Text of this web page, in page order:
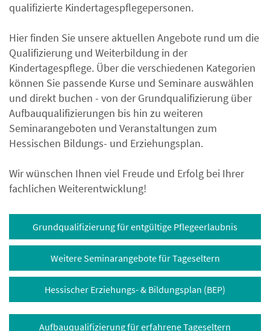
qualifizierte Kindertagespflegepersonen.
Hier finden Sie unsere aktuellen Angebote rund um die
Qualifizierung und Weiterbildung in der
Kindertagespflege. Über die verschiedenen Kategorien
können Sie passende Kurse und Seminare auswählen
und direkt buchen - von der Grundqualifizierung über
Aufbauqualifizierungen bis hin zu weiteren
Seminarangeboten und Veranstaltungen zum
Hessischen Bildungs- und Erziehungsplan.
Wir wünschen Ihnen viel Freude und Erfolg bei Ihrer
fachlichen Weiterentwicklung!
Grundqualifizierung für entgültige Pflegeerlaubnis
Weitere Seminarangebote für Tageseltern
Hessischer Erziehungs- & Bildungsplan (BEP)
Aufbauqualifizierung für erfahrene Tageseltern